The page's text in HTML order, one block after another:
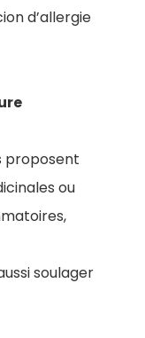
d’allergie
proposent
ou
soulager